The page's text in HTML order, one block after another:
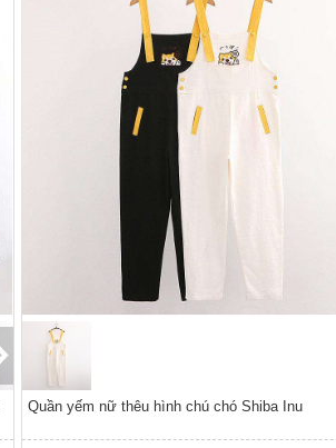
Quần yếm nữ thêu hình chú chó Shiba Inu